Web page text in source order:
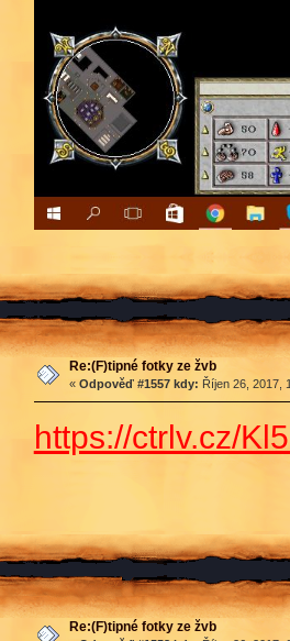
Re:(F)tipné fotky ze žvb
« Odpověď #1557 kdy: Říjen 26, 2017,
https://ctrlv.cz/
Re:(F)tipné fotky ze žvb